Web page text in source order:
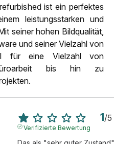
ist ein perfektes
leistungsstarken und
seiner hohen Bildqualität,
und seiner Vielzahl von
für eine Vielzahl von
bis hin zu
1/5
Verifizierte Bewertung